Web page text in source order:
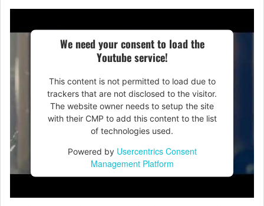
We need your consent to load the
Youtube service!
This content is not permitted to load due to
trackers that are not disclosed to the visitor.
The website owner needs to setup the site
with their CMP to add this content to the list
of technologies used.
Powered by Usercentrics Consent
Management Platform